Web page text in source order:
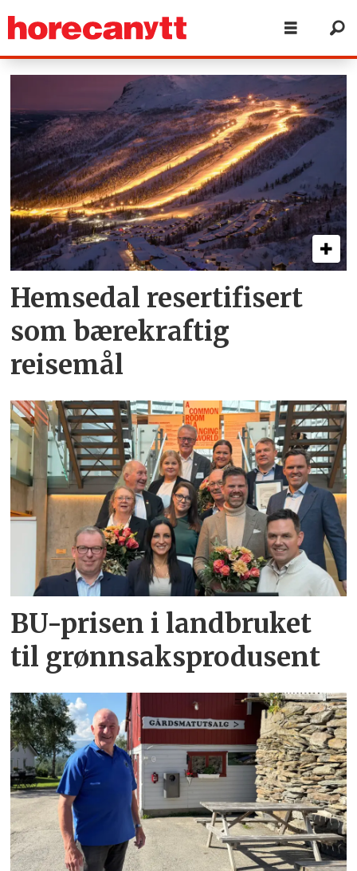
Tag:
innovasjon
norge
Hemsedal resertifisert
som bærekraftig
reisemål
BU-prisen i landbruket
til grønnsaksprodusent